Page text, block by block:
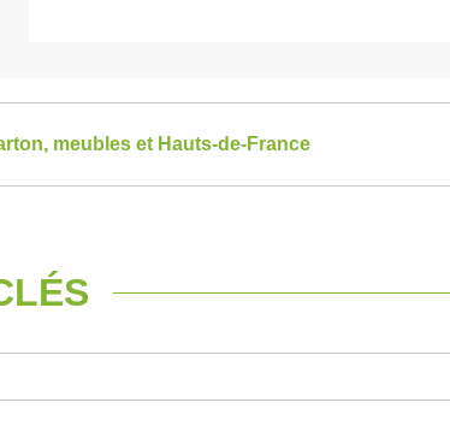
meubles et Hauts-de-France